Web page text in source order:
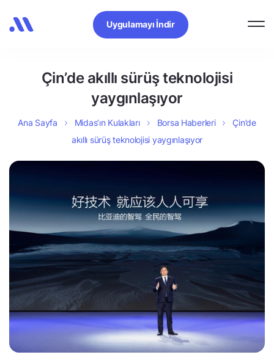
Uygulamayı İndir
Çin’de akıllı sürüş teknolojisi
yaygınlaşıyor
Ana Sayfa Midas’ın Kulakları Borsa Haberleri
Çin’de
akıllı sürüş teknolojisi yaygınlaşıyor